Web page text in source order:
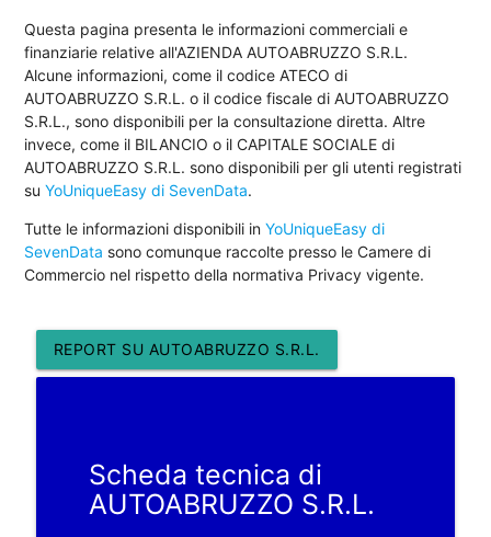
Questa pagina presenta le informazioni commerciali e
finanziarie relative all'AZIENDA AUTOABRUZZO S.R.L.
Alcune informazioni, come il codice ATECO di
AUTOABRUZZO S.R.L. o il codice fiscale di AUTOABRUZZO
S.R.L., sono disponibili per la consultazione diretta. Altre
invece, come il BILANCIO o il CAPITALE SOCIALE di
AUTOABRUZZO S.R.L. sono disponibili per gli utenti registrati
suYoUniqueEasy di SevenData.
Tutte le informazioni disponibili inYoUniqueEasy di
SevenData sono comunque raccolte presso le Camere di
Commercio nel rispetto della normativa Privacy vigente.
REPORT SU AUTOABRUZZO S.R.L.
Scheda tecnica di
AUTOABRUZZO S.R.L.